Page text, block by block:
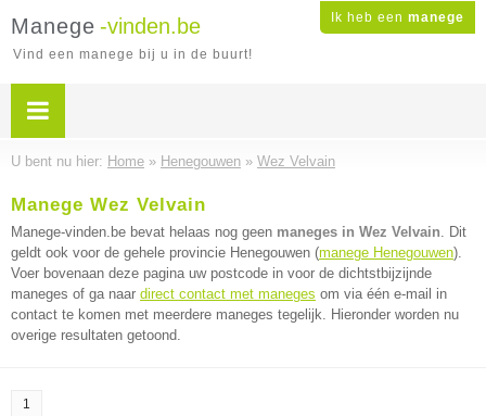
Ik heb een manege
Manege -vinden.be
Vind een manege bij u in de buurt!
U bent nu hier: Home » Henegouwen » Wez Velvain
Manege Wez Velvain
Manege-vinden.be bevat helaas nog geen maneges in Wez Velvain. Dit
geldt ook voor de gehele provincie Henegouwen (manege Henegouwen).
Voer bovenaan deze pagina uw postcode in voor de dichtstbijzijnde
maneges of ga naar direct contact met maneges om via één e-mail in
contact te komen met meerdere maneges tegelijk. Hieronder worden nu
overige resultaten getoond.
1